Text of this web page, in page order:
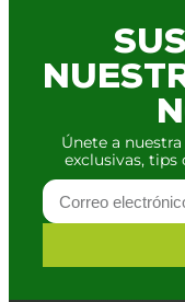
Únete a
exclusivas,